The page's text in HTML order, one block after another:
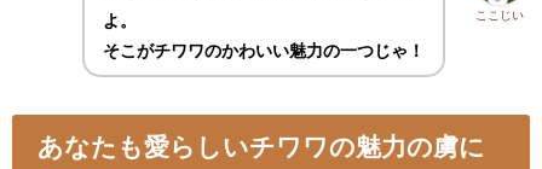
ここじい
よ。
そこがチワワのかわいい魅力の一つじゃ！
あなたも愛らしいチワワの魅力の虜に